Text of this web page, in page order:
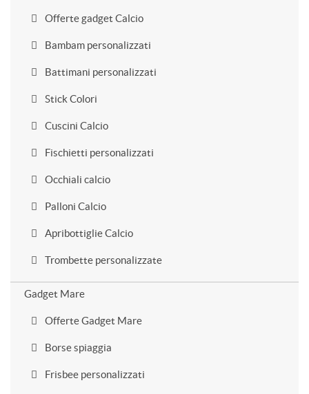
Offerte gadget Calcio
Bambam personalizzati
Battimani personalizzati
Stick Colori
Cuscini Calcio
Fischietti personalizzati
Occhiali calcio
Palloni Calcio
Apribottiglie Calcio
Trombette personalizzate
Gadget Mare
Offerte Gadget Mare
Borse spiaggia
Frisbee personalizzati